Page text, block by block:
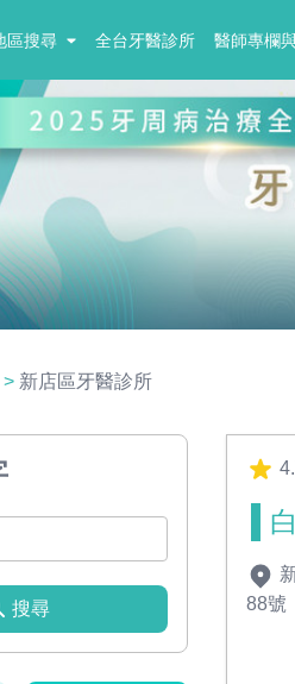
區搜尋 全台牙醫診所 醫師專欄
> 新店區牙醫診所
搜尋
88號